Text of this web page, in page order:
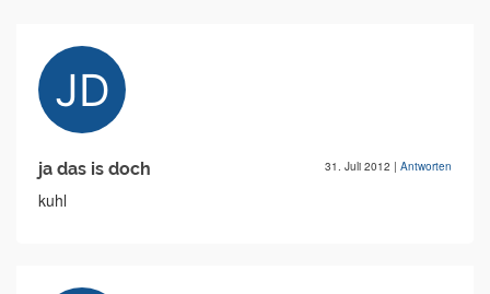
ja das is doch 31. Juli 2012 | Antworten
kuhl